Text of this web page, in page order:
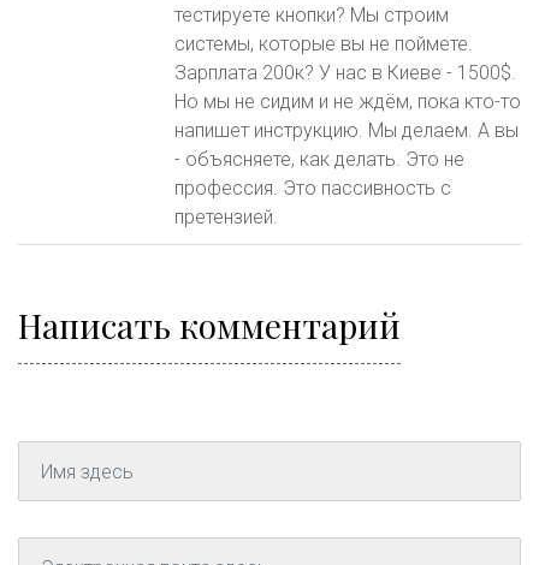
тестируете кнопки? Мы строим
системы, которые вы не поймете.
Зарплата 200к? У нас в Киеве - 1500$.
Но мы не сидим и не ждём, пока кто-то
напишет инструкцию. Мы делаем. А вы
- объясняете, как делать. Это не
профессия. Это пассивность с
претензией.
Написать комментарий